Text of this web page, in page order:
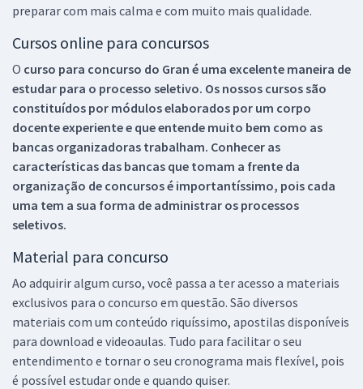
preparar com mais calma e com muito mais qualidade.
Cursos online para concursos
O curso para concurso do Gran é uma excelente maneira de
estudar para o processo seletivo. Os nossos cursos são
constituídos por módulos elaborados por um corpo
docente experiente e que entende muito bem como as
bancas organizadoras trabalham. Conhecer as
características das bancas que tomam a frente da
organização de concursos é importantíssimo, pois cada
uma tem a sua forma de administrar os processos
seletivos.
Material para concurso
Ao adquirir algum curso, você passa a ter acesso a materiais
exclusivos para o concurso em questão. São diversos
materiais com um conteúdo riquíssimo, apostilas disponíveis
para download e videoaulas. Tudo para facilitar o seu
entendimento e tornar o seu cronograma mais flexível, pois
é possível estudar onde e quando quiser.